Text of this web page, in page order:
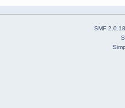
SMF 2.0.18